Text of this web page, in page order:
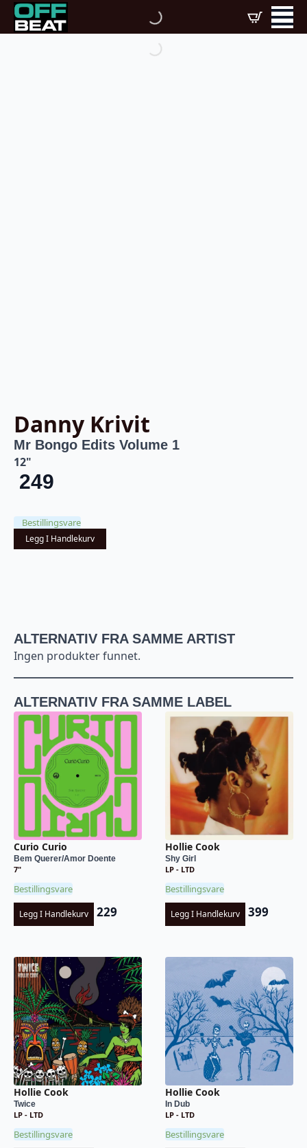
Danny Krivit
Mr Bongo Edits Volume 1
12"
249
Bestillingsvare
Legg I Handlekurv
ALTERNATIV FRA SAMME ARTIST
Ingen produkter funnet.
ALTERNATIV FRA SAMME LABEL
Curio Curio
Bem Querer/Amor Doente
7"
Bestillingsvare
Legg I Handlekurv 229
Hollie Cook
Shy Girl
LP - LTD
Bestillingsvare
Legg I Handlekurv 399
Hollie Cook
Twice
LP - LTD
Bestillingsvare
Hollie Cook
In Dub
LP - LTD
Bestillingsvare